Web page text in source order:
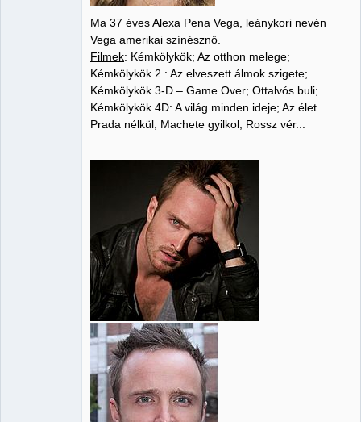
Ma 37 éves Alexa Pena Vega, leánykori nevén
Vega amerikai színésznő.
Filmek: Kémkölykök; Az otthon melege;
Kémkölykök 2.: Az elveszett álmok szigete;
Kémkölykök 3-D – Game Over; Ottalvós buli;
Kémkölykök 4D: A világ minden ideje; Az élet
Prada nélkül; Machete gyilkol; Rossz vér...